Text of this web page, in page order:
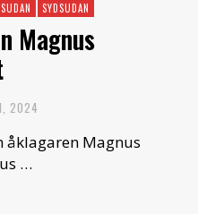
SUDAN SYDSUDAN
Magnus
2024
åklagaren Magnus
…